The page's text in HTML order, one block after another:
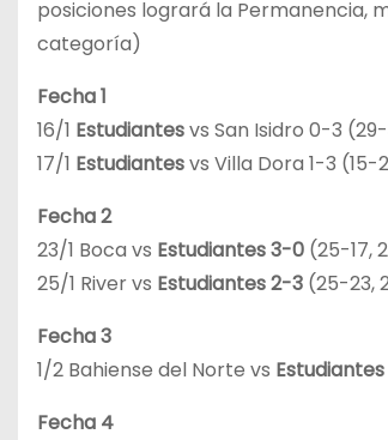
posiciones logrará la Permanencia,
categoría)
Fecha 1
16/1 Estudiantesvs San Isidro 0-3 (29-
17/1 Estudiantesvs Villa Dora 1-3 (15-
Fecha 2
23/1 Boca vs Estudiantes 3-0 (25-17,
25/1 River vs Estudiantes 2-3 (25-23,
Fecha 3
1/2 Bahiense del Norte vs
Fecha 4